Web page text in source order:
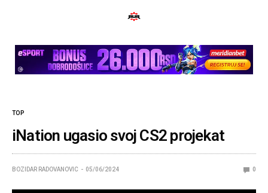
TOP
iNation ugasio svoj CS2 projekat
BOZIDAR RADOVANOVIC 05/06/2024 0